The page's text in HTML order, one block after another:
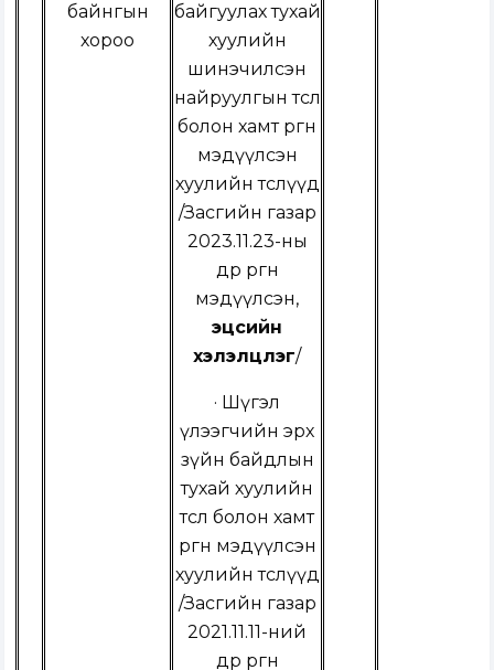
байнгын
хороо
байгуулах тухай
хуулийн
шинэчилсэн
найруулгын төсөл
болон хамт өргөн
мэдүүлсэн
хуулийн төслүүд
/Засгийн газар
2023.11.23-ны
өдөр өргөн
мэдүүлсэн,
эцсийн
хэлэлцүүлэг/
· Шүгэл
үлээгчийн эрх
зүйн байдлын
тухай хуулийн
төсөл болон хамт
өргөн мэдүүлсэн
хуулийн төслүүд
/Засгийн газар
2021.11.11-ний
өдөр өргөн